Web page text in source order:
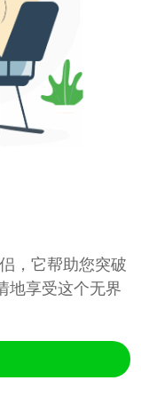
，它帮助您突破
地享受这个无界